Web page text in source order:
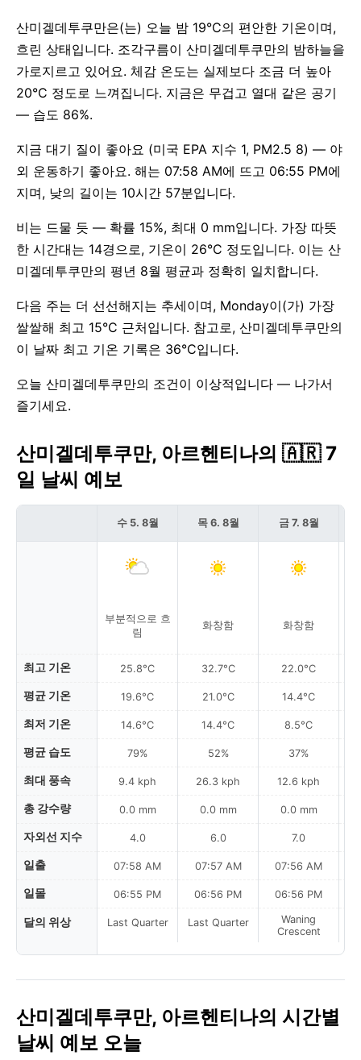
산미겔데투쿠만은(는) 오늘 밤 19°C의 편안한 기온이며,
흐린 상태입니다. 조각구름이 산미겔데투쿠만의 밤하늘을
가로지르고 있어요. 체감 온도는 실제보다 조금 더 높아
20°C 정도로 느껴집니다. 지금은 무겁고 열대 같은 공기
— 습도 86%.
지금 대기 질이 좋아요 (미국 EPA 지수 1, PM2.5 8) — 야
외 운동하기 좋아요. 해는 07:58 AM에 뜨고 06:55 PM에
지며, 낮의 길이는 10시간 57분입니다.
비는 드물 듯 — 확률 15%, 최대 0 mm입니다. 가장 따뜻
한 시간대는 14경으로, 기온이 26°C 정도입니다. 이는 산
미겔데투쿠만의 평년 8월 평균과 정확히 일치합니다.
다음 주는 더 선선해지는 추세이며, Monday이(가) 가장
쌀쌀해 최고 15°C 근처입니다. 참고로, 산미겔데투쿠만의
이 날짜 최고 기온 기록은 36°C입니다.
오늘 산미겔데투쿠만의 조건이 이상적입니다 — 나가서
즐기세요.
산미겔데투쿠만, 아르헨티나의 🇦🇷 7
일 날씨 예보
최고 기온
평균 기온
최저 기온
평균 습도
최대 풍속
총 강수량
자외선 지수
일출
일몰
달의 위상
수 5. 8월
부분적으로 흐
림
25.8°C
19.6°C
14.6°C
79%
9.4 kph
0.0 mm
4.0
07:58 AM
06:55 PM
Last Quarter
목 6. 8월
화창함
32.7°C
21.0°C
14.4°C
52%
26.3 kph
0.0 mm
6.0
07:57 AM
06:56 PM
Last Quarter
금 7. 8월
화창함
22.0°C
14.4°C
8.5°C
37%
12.6 kph
0.0 mm
7.0
07:56 AM
06:56 PM
Waning
Crescent
산미겔데투쿠만, 아르헨티나의 시간별
날씨 예보 오늘